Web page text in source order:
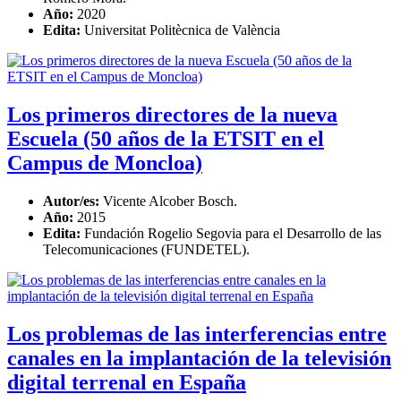
Año: 2020
Edita: Universitat Politècnica de València
Los primeros directores de la nueva
Escuela (50 años de la ETSIT en el
Campus de Moncloa)
Autor/es: Vicente Alcober Bosch.
Año: 2015
Edita: Fundación Rogelio Segovia para el Desarrollo de las
Telecomunicaciones (FUNDETEL).
Los problemas de las interferencias entre
canales en la implantación de la televisión
digital terrenal en España